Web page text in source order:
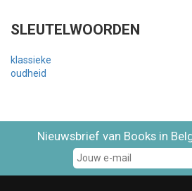
SLEUTELWOORDEN
klassieke
oudheid
Nieuwsbrief van Books in